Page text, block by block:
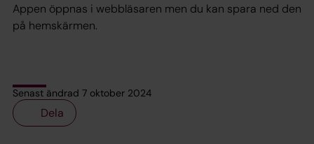
Appen öppnas i webbläsaren men du kan spara ned den
på hemskärmen.
Senast ändrad 7 oktober 2024
Dela